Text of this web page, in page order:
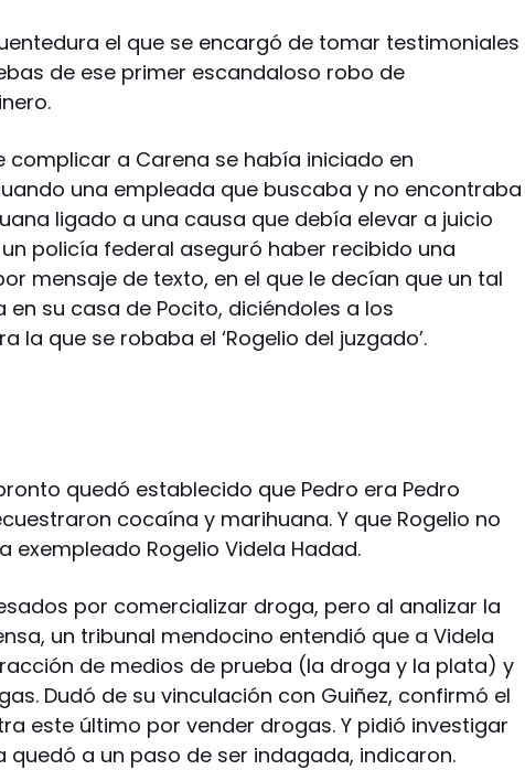
el que se encargó de tomar testimoniales
de ese primer escandaloso robo de
complicar a Carena se había iniciado en
una empleada que buscaba y no encontraba
ligado a una causa que debía elevar a juicio
policía federal aseguró haber recibido una
mensaje de texto, en el que le decían que un tal
en su casa de Pocito, diciéndoles a los
la que se robaba el ‘Rogelio del juzgado’.
quedó establecido que Pedro era Pedro
cocaína y marihuana. Y que Rogelio no
exempleado Rogelio Videla Hadad.
por comercializar droga, pero al analizar la
un tribunal mendocino entendió que a Videla
de medios de prueba (la droga y la plata) y
Dudó de su vinculación con Guiñez, confirmó el
este último por vender drogas. Y pidió investigar
quedó a un paso de ser indagada, indicaron.